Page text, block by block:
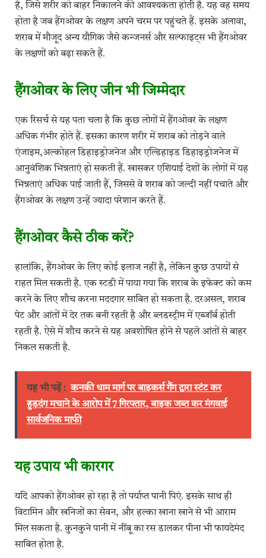
है, जिसे शरीर को बाहर निकालने की आवश्यकता होती है. यह वह समय
होता है जब हैंगओवर के लक्षण अपने चरम पर पहुंचते हैं. इसके अलावा,
शराब में मौजूद अन्य यौगिक जैसे कन्जनर्स और सल्फाइट्स भी हैंगओवर
के लक्षणों को बढ़ा सकते हैं.
हैंगओवर के लिए जीन भी जिम्मेदार
एक रिसर्च से यह पता चला है कि कुछ लोगों में हैंगओवर के लक्षण
अधिक गंभीर होते हैं. इसका कारण शरीर में शराब को तोड़ने वाले
एंजाइम,अल्कोहल डिहाइड्रोजनेज और एल्डिहाइड डिहाइड्रोजनेज में
आनुवंशिक भिन्नताएं हो सकती हैं. खासकर एशियाई देशों के लोगों में यह
भिन्नताएं अधिक पाई जाती हैं, जिससे वे शराब को जल्दी नहीं पचाते और
हैंगओवर के लक्षण उन्हें ज्यादा परेशान करते हैं.
हैंगओवर कैसे ठीक करें?
हालांकि, हैंगओवर के लिए कोई इलाज नहीं है, लेकिन कुछ उपायों से
राहत मिल सकती है. एक स्टडी में पाया गया कि शराब के इफेक्ट को कम
करने के लिए शौच करना मददगार साबित हो सकता है. दरअसल, शराब
पेट और आंतों में देर तक बनी रहती है और ब्लडस्ट्रीम में एब्जॉर्ब होती
रहती है. ऐसे में शौच करने से यह अवशोषित होने से पहले आंतों से बाहर
निकल सकती है.
यह भी पढ़ें : कनकी धाम मार्ग पर बाइकर्स गैंग द्वारा स्टंट कर
हुड़दंग मचाने के आरोप में 7 गिरफ्तार, बाइक जब्त कर मंगवाई
सार्वजनिक माफी
यह उपाय भी कारगर
यदि आपको हैंगओवर हो रहा है तो पर्याप्त पानी पिएं. इसके साथ ही
विटामिन और खनिजों का सेवन, और हल्का खाना खाने से भी आराम
मिल सकता है. कुनकुने पानी में नींबू का रस डालकर पीना भी फायदेमंद
साबित होता है.